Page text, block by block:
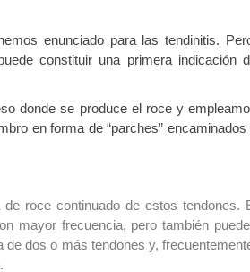
enunciado para las tendinitis.
constituir una primera indicación
donde se produce el roce y
en forma de “parches” encaminados
roce continuado de estos tendones.
mayor frecuencia, pero también
dos o más tendones y,